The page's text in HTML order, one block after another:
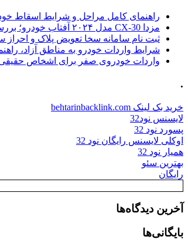
راهنمای کامل مراحل و شرایط اسقاط خودرو
مزدا CX-30 مدل ۲۰۲۴ آفتاب خودرو؛ بررسی و مشخصات فنی
ثبت نام سامانه سخا تعویض پلاک و احراز
شرایط واردات خودرو به مناطق آزاد،
واردات خودروی صفر برای اشخاص
.
خرید بک لینک behtarinbacklink.com
لایسنس نود32
پسورد نود 32
اوکلی لایسنس رایگان نود 32
همیار نود 32
بهترین سئو
رایگان
آخرین دیدگاه‌ها
بایگانی‌ها